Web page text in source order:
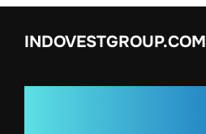
INDOVESTGROUP.COM